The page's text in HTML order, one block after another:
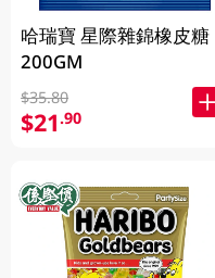
哈瑞寶 星際雜錦橡皮糖
200GM
$35.80
$21.90